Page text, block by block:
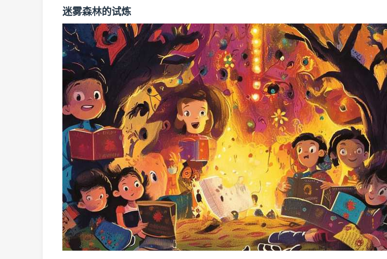
迷雾森林的试炼